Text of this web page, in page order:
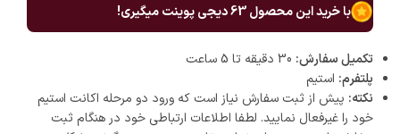
با خرید این محصول63دیجی پوینت میگیری!
تکمیل سفارش:
پلتفرم: استیم
نکته: پیش از ثبت سفارش نیاز است که ورود دو مرحله اکانت استیم
خود را غیرفعال نمایید. لطفا اطلاعات ارتباطی خود در هنگام ثبت